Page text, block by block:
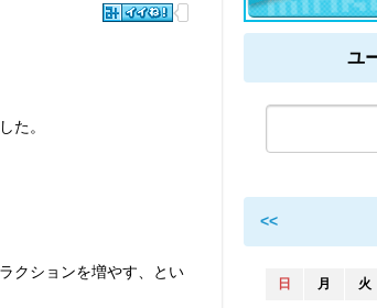
た。
クションを増やす、とい
ユ
<<
日 月 火